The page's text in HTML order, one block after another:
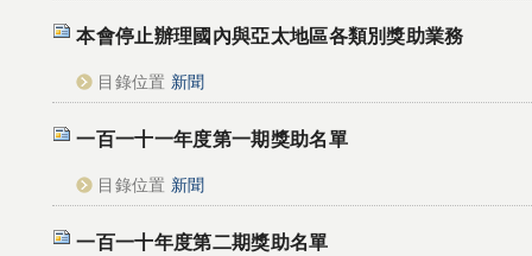
本會停止辦理國內與亞太地區各類別獎助業務
目錄位置 新聞
一百一十一年度第一期獎助名單
目錄位置 新聞
一百一十年度第二期獎助名單